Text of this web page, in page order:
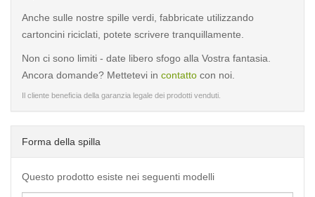
Anche sulle nostre spille verdi, fabbricate utilizzando
cartoncini riciclati, potete scrivere tranquillamente.
Non ci sono limiti - date libero sfogo alla Vostra fantasia.
Ancora domande? Mettetevi in contatto con noi.
Il cliente beneficia della garanzia legale dei prodotti venduti.
Forma della spilla
Questo prodotto esiste nei seguenti modelli